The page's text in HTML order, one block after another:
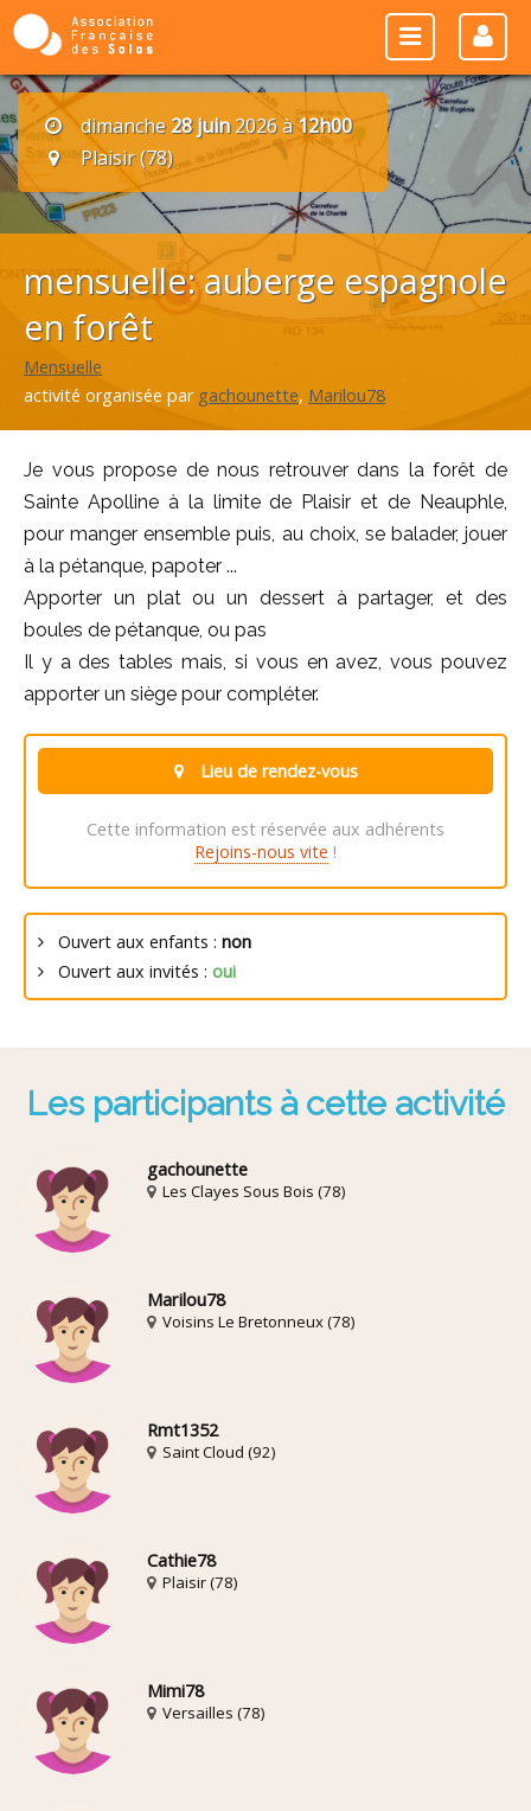
dimanche 28 juin2026 à12h00
Plaisir (78)
mensuelle: auberge espagnole
en forêt
Mensuelle
activité organisée par gachounette, Marilou78
Je vous propose de nous retrouver dans la forêt de
Sainte Apolline à la limite de Plaisir et de Neauphle,
pour manger ensemble puis, au choix, se balader, jouer
à la pétanque, papoter ...
Apporter un plat ou un dessert à partager, et des
boules de pétanque, ou pas
Il y a des tables mais, si vous en avez, vous pouvez
apporter un siège pour compléter.
Lieu de rendez-vous
Cette information est réservée aux adhérents
Rejoins-nous vite !
Ouvert aux enfants : non
Ouvert aux invités : oui
Les participants à cette activité
gachounette
Les Clayes Sous Bois (78)
Marilou78
Voisins Le Bretonneux (78)
Rmt1352
Saint Cloud (92)
Cathie78
Plaisir (78)
Mimi78
Versailles (78)